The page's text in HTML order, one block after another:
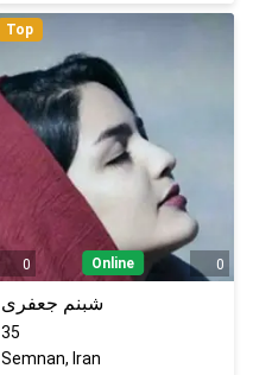
Top
0 Online 0
شبنم جعفری
35
Semnan, Iran